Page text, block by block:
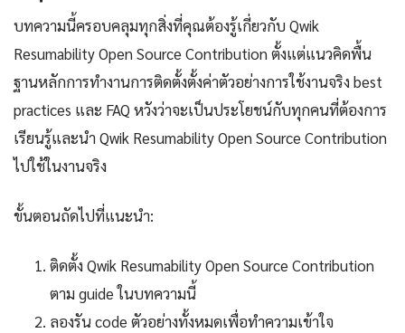
บทความนี้ครอบคลุมทุกสิ่งที่คุณต้องรู้เกี่ยวกับ Qwik
Resumability Open Source Contribution ตั้งแต่แนวคิดพื้น
ฐานหลักการทำงานการติดตั้งตั้งค่าตัวอย่างการใช้งานจริง best
practices และ FAQ หวังว่าจะเป็นประโยชน์กับทุกคนที่ต้องการ
เรียนรู้และนำ Qwik Resumability Open Source Contribution
ไปใช้ในงานจริง
ขั้นตอนถัดไปที่แนะนำ:
ติดตั้ง Qwik Resumability Open Source Contribution
ตาม guide ในบทความนี้
ลองรัน code ตัวอย่างทั้งหมดเพื่อทำความเข้าใจ